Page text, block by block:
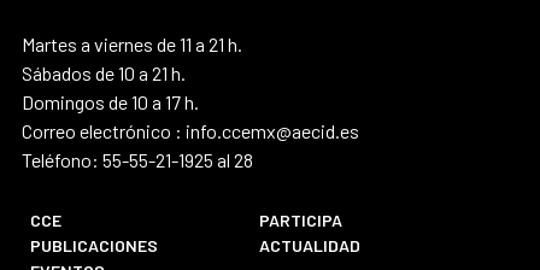
Martes a viernes de 11 a 21 h.
Sábados de 10 a 21 h.
Domingos de 10 a 17 h.
Correo electrónico : info.ccemx@aecid.es
Teléfono: 55-55-21-1925 al 28
CCE
PARTICIPA
PUBLICACIONES
ACTUALIDAD